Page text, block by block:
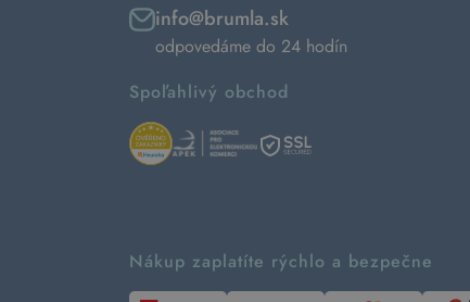
info@brumla.sk
odpovedáme do 24 hodín
Spoľahlivý obchod
Nákup zaplatíte rýchlo a bezpečne